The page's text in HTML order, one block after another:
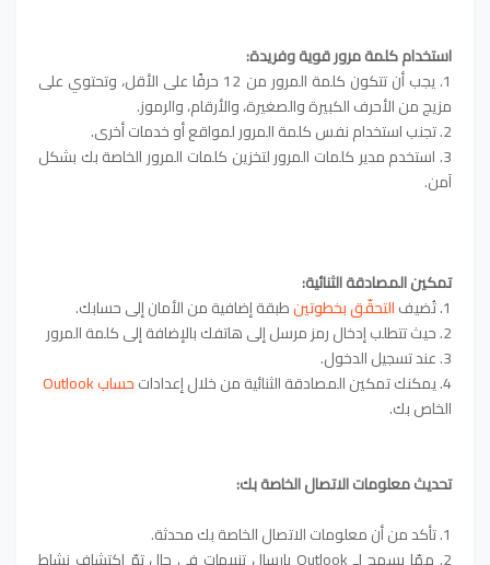
استخدام كلمة مرور قوية وفريدة:
1. يجب أن تتكون كلمة المرور من 12 حرفًا على الأقل، وتحتوي على
مزيج من الأحرف الكبيرة والصغيرة، والأرقام، والرموز.
2. تجنب استخدام نفس كلمة المرور لمواقع أو خدمات أخرى.
3. استخدم مدير كلمات المرور لتخزين كلمات المرور الخاصة بك بشكل
آمن.
تمكين المصادقة الثنائية:
1. تُضيف
التحقّق بخطوتينطبقة إضافية من الأمان إلى حسابك.
2. حيث تتطلب إدخال رمز مرسل إلى هاتفك بالإضافة إلى كلمة المرور
3. عند تسجيل الدخول.
4. يمكنك تمكين المصادقة الثنائية من خلال إعدادات
حساب Outlook
الخاص بك.
تحديث معلومات الاتصال الخاصة بك:
1. تأكد من أن معلومات الاتصال الخاصة بك محدثة.